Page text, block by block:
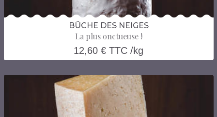
BÛCHE DES NEIGES
La plus onctueuse !
12,60 € TTC /kg